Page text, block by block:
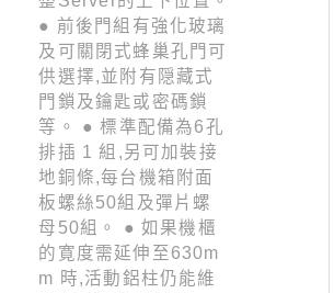
● 前後門組有強化玻璃
及可關閉式蜂巢孔門可
供選擇,並附有隠藏式
門鎖及鑰匙或密碼鎖
等。 ● 標準配備為6孔
排插 1 組,另可加裝接
地銅條,每台機箱附面
板螺絲50組及彈片螺
母50組。 ● 如果機櫃
的寛度需延伸至630m
m 時,活動鋁柱仍能維